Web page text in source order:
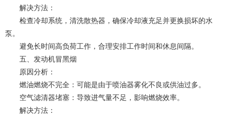
解决方法：
检查冷却系统，清洗散热器，确保冷却液充足并更换损坏的水
泵。
避免长时间高负荷工作，合理安排工作时间和休息间隔。
五、发动机冒黑烟
原因分析：
燃油燃烧不完全：可能是由于喷油器雾化不良或供油过多。
空气滤清器堵塞：导致进气量不足，影响燃烧效率。
解决方法：